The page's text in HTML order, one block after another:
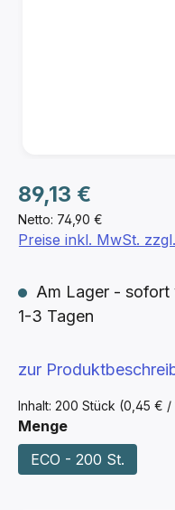
Netto: 74,90 €
Regulärer Preis:
89,13 €
Inhalt: 200 Stück (0,45 € /
Preise inkl. MwSt.
Am Lager - sofort
1-3 Tagen
zur
Mengeauswählen
ECO - 200 St.